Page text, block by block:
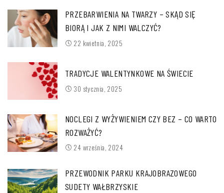
PRZEBARWIENIA NA TWARZY – SKĄD SIĘ
BIORĄ I JAK Z NIMI WALCZYĆ?
22 kwietnia, 2025
TRADYCJE WALENTYNKOWE NA ŚWIECIE
30 stycznia, 2025
NOCLEGI Z WYŻYWIENIEM CZY BEZ – CO WARTO
ROZWAŻYĆ?
24 września, 2024
PRZEWODNIK PARKU KRAJOBRAZOWEGO
SUDETY WAŁBRZYSKIE